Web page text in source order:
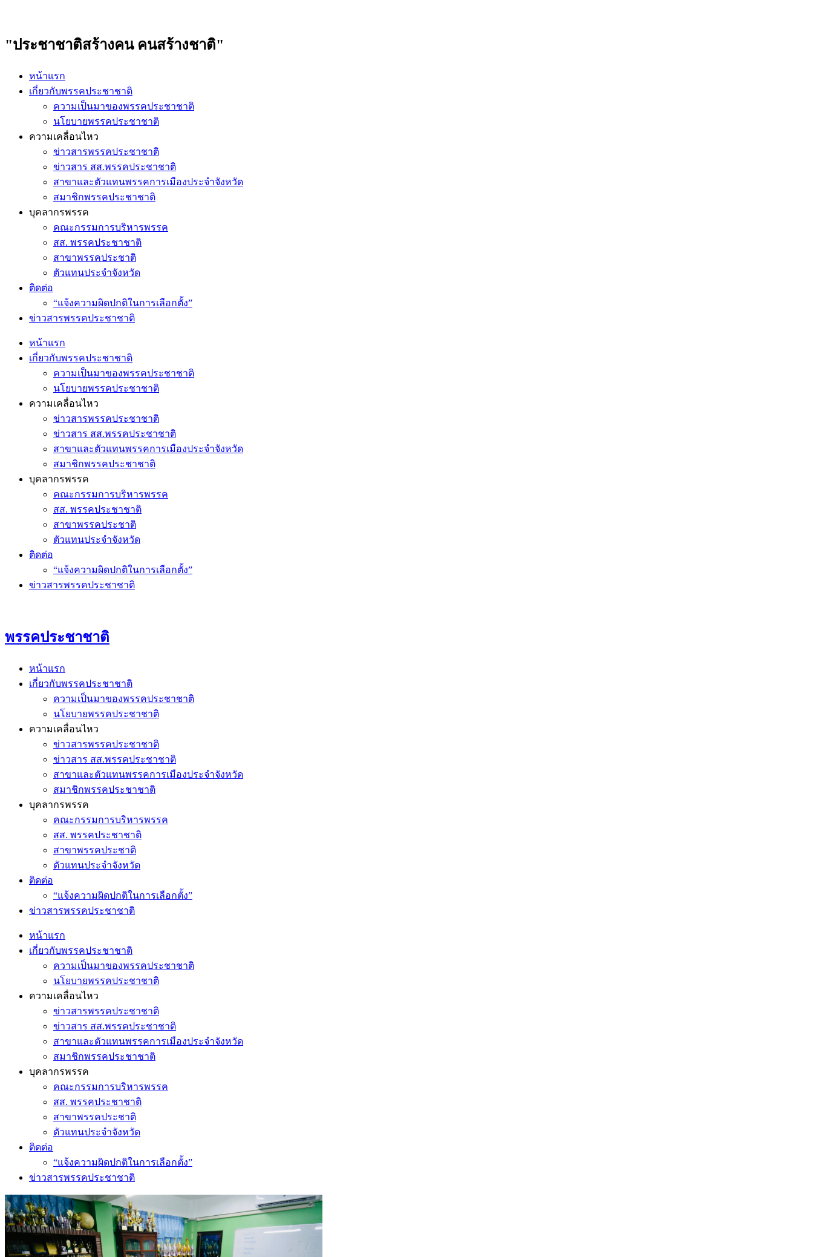
"ประชาชาติสร้างคน คนสร้างชาติ"
หน้าแรก
เกี่ยวกับพรรคประชาชาติ
ความเป็นมาของพรรคประชาชาติ
นโยบายพรรคประชาชาติ
ความเคลื่อนไหว
ข่าวสารพรรคประชาชาติ
ข่าวสาร สส.พรรคประชาชาติ
สาขาและตัวแทนพรรคการเมืองประจำจังหวัด
สมาชิกพรรคประชาชาติ
บุคลากรพรรค
คณะกรรมการบริหารพรรค
สส. พรรคประชาชาติ
สาขาพรรคประชาติ
ตัวแทนประจำจังหวัด
ติดต่อ
“แจ้งความผิดปกติในการเลือกตั้ง”
ข่าวสารพรรคประชาชาติ
หน้าแรก
เกี่ยวกับพรรคประชาชาติ
ความเป็นมาของพรรคประชาชาติ
นโยบายพรรคประชาชาติ
ความเคลื่อนไหว
ข่าวสารพรรคประชาชาติ
ข่าวสาร สส.พรรคประชาชาติ
สาขาและตัวแทนพรรคการเมืองประจำจังหวัด
สมาชิกพรรคประชาชาติ
บุคลากรพรรค
คณะกรรมการบริหารพรรค
สส. พรรคประชาชาติ
สาขาพรรคประชาติ
ตัวแทนประจำจังหวัด
ติดต่อ
“แจ้งความผิดปกติในการเลือกตั้ง”
ข่าวสารพรรคประชาชาติ
พรรคประชาชาติ
หน้าแรก
เกี่ยวกับพรรคประชาชาติ
ความเป็นมาของพรรคประชาชาติ
นโยบายพรรคประชาชาติ
ความเคลื่อนไหว
ข่าวสารพรรคประชาชาติ
ข่าวสาร สส.พรรคประชาชาติ
สาขาและตัวแทนพรรคการเมืองประจำจังหวัด
สมาชิกพรรคประชาชาติ
บุคลากรพรรค
คณะกรรมการบริหารพรรค
สส. พรรคประชาชาติ
สาขาพรรคประชาติ
ตัวแทนประจำจังหวัด
ติดต่อ
“แจ้งความผิดปกติในการเลือกตั้ง”
ข่าวสารพรรคประชาชาติ
หน้าแรก
เกี่ยวกับพรรคประชาชาติ
ความเป็นมาของพรรคประชาชาติ
นโยบายพรรคประชาชาติ
ความเคลื่อนไหว
ข่าวสารพรรคประชาชาติ
ข่าวสาร สส.พรรคประชาชาติ
สาขาและตัวแทนพรรคการเมืองประจำจังหวัด
สมาชิกพรรคประชาชาติ
บุคลากรพรรค
คณะกรรมการบริหารพรรค
สส. พรรคประชาชาติ
สาขาพรรคประชาติ
ตัวแทนประจำจังหวัด
ติดต่อ
“แจ้งความผิดปกติในการเลือกตั้ง”
ข่าวสารพรรคประชาชาติ